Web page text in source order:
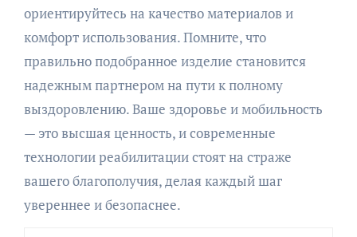
ориентируйтесь на качество материалов и
комфорт использования. Помните, что
правильно подобранное изделие становится
надежным партнером на пути к полному
выздоровлению. Ваше здоровье и мобильность
— это высшая ценность, и современные
технологии реабилитации стоят на страже
вашего благополучия, делая каждый шаг
увереннее и безопаснее.